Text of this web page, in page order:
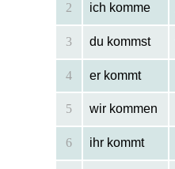
2 ich komme
3 du kommst
4 er kommt
5 wir kommen
6 ihr kommt